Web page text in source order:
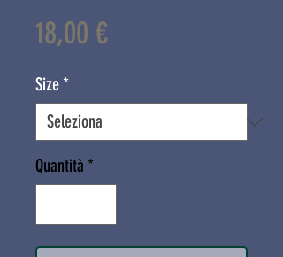
18,00 €Prezzo
Size*
Quantità *